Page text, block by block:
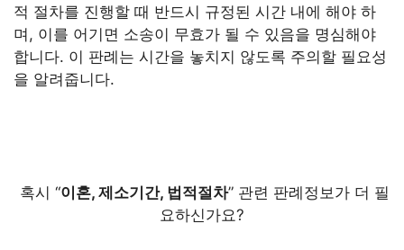
적 절차를 진행할 때 반드시 규정된 시간 내에 해야 하
며, 이를 어기면 소송이 무효가 될 수 있음을 명심해야
합니다. 이 판례는 시간을 놓치지 않도록 주의할 필요성
을 알려줍니다.
혹시 “이혼, 제소기간, 법적절차” 관련 판례정보가 더 필
요하신가요?